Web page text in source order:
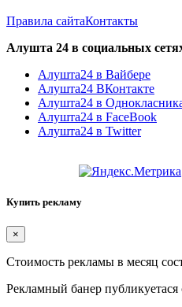
Правила сайтаКонтакты
Алушта 24 в социальных
Алушта24 в Вайбере
Алушта24 ВКонтакте
Алушта24 в
Алушта24 в FaceBook
Алушта24 в Twitter
Купить рекламу
×
Стоимость рекламы в месяц
Рекламный банер